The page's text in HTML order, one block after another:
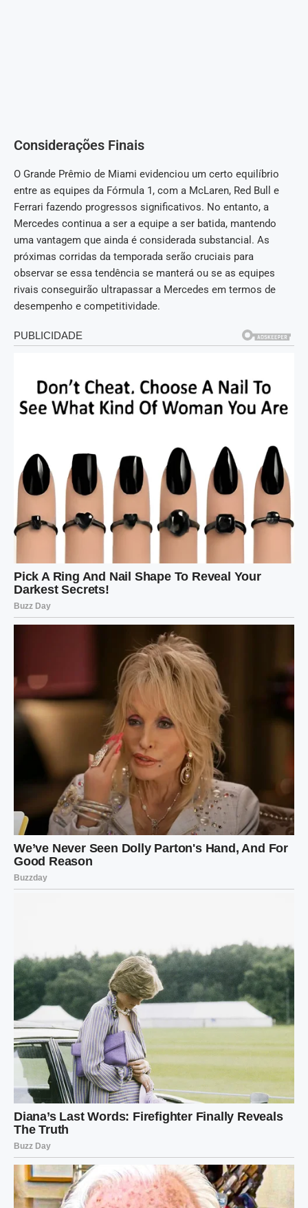
Considerações Finais
O Grande Prêmio de Miami evidenciou um certo equilíbrio
entre as equipes da Fórmula 1, com a McLaren, Red Bull e
Ferrari fazendo progressos significativos. No entanto, a
Mercedes continua a ser a equipe a ser batida, mantendo
uma vantagem que ainda é considerada substancial. As
próximas corridas da temporada serão cruciais para
observar se essa tendência se manterá ou se as equipes
rivais conseguirão ultrapassar a Mercedes em termos de
desempenho e competitividade.